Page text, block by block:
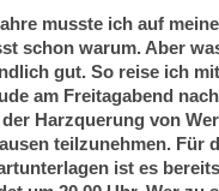
musste ich auf
schon warum. Aber
gut. So reise ich
am Freitagabend
der Harzquerung von
teilzunehmen. Für
ist es